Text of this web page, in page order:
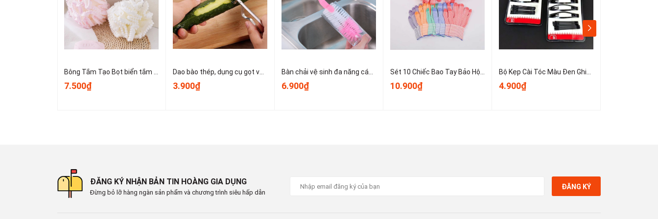
- Ngoài việc bảo vệ trẻ nhỏ, sản phẩm còn giúp giữ đồ đạc gọn gàng, tránh rơi vỡ khi bé nghịch ngợm.
- Có thể sử dụng trong gia đình, trường mẫu giáo, trung tâm chăm sóc trẻ nhỏ...
4. Hướng dẫn sử dụng:
- Lau sạch bề mặt cần dán để đảm bảo độ bám dính tốt nhất.
- Khi không sử dụng nữa, có thể tháo ra nhẹ nhàng và lau sạch keo bằng khăn ẩm.
Bông Tắm Tạo Bọt biển tắm lớn, bọt biển tắm cao cấp không bị lan rộng, siêu mềm và dễ tạo bọt A3553
7.500₫
Dao bào thép, dụng cụ gọt vỏ kim loại, dụng cụ gọt vỏ trái cây và rau củ nhỏ gọn dễ sử dụng T1243
3.900₫
Bàn chải vệ sinh đa năng cán dài dùng để vệ sinh nồi, cốc, tách trà, bình giữ nhiệt, bình sữa trẻ em A1934
6.900₫
Sét 10 Chiếc Bao Tay Bảo Hộ Lao Động ,Găng tay đan sọc nhiều màu, găng tay làm việc, găng tay len A0331
10.900₫
Bộ Kẹp Cài Tóc Màu Đen Ghim Bên Gọn Gàng, Kẹp Tóc Nữ Kẹp Mini Cố Định Tóc Không Trơn Trượt T1123
4.900₫
ĐĂNG KÝ NHẬN BẢN TIN HOÀNG GIA DỤNG
Đừng bỏ lỡ hàng ngàn sản phẩm và chương trình siêu hấp dẫn
ĐĂNG KÝ